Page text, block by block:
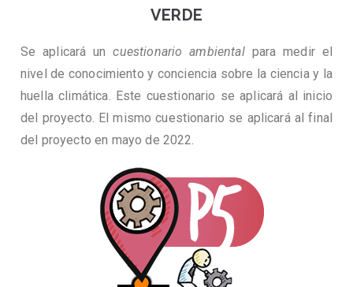
VERDE
Se aplicará uncuestionario ambientalpara medir el
nivel de conocimiento y conciencia sobre la ciencia y la
huella climática. Este cuestionario se aplicará al inicio
del proyecto. El mismo cuestionario se aplicará al final
del proyecto en mayo de 2022.